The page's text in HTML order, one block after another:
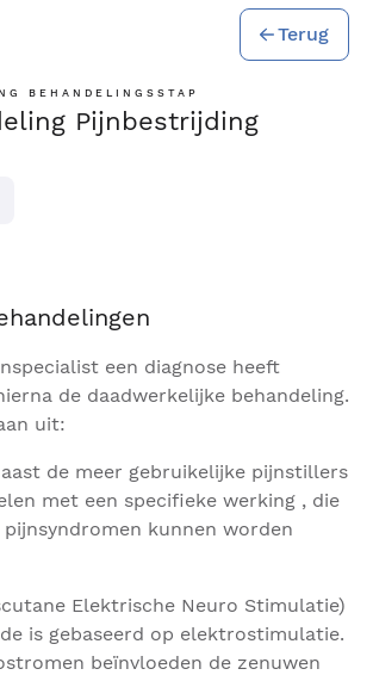
Terug
BEHANDELINGSSTAP
Pijnbestrijding
een diagnose heeft
de daadwerkelijke behandeling.
uit:
de meer gebruikelijke pijnstillers
met een specifieke werking , die
pijnsyndromen kunnen worden
Elektrische Neuro Stimulatie)
is gebaseerd op elektrostimulatie.
beïnvloeden de zenuwen